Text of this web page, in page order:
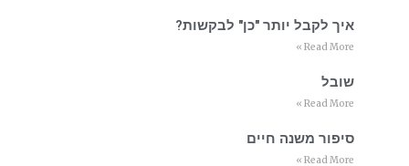
איך לקבל יותר "כן" לבקשות?
Read More »
שובל
Read More »
סיפור משנה חיים
Read More »